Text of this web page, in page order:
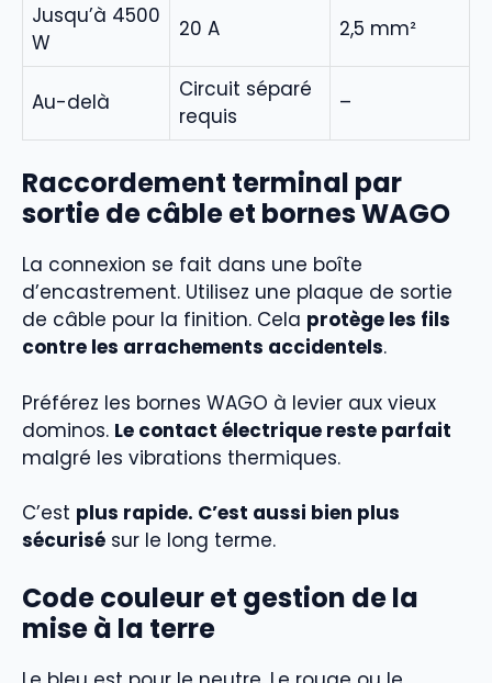
Jusqu’à 4500
W
20 A 2,5 mm²
Au-delà
Circuit séparé
requis
–
Raccordement terminal par
sortie de câble et bornes WAGO
La connexion se fait dans une boîte
d’encastrement. Utilisez une plaque de sortie
de câble pour la finition. Cela protège les fils
contre les arrachements accidentels.
Préférez les bornes WAGO à levier aux vieux
dominos. Le contact électrique reste parfait
malgré les vibrations thermiques.
C’est plus rapide. C’est aussi bien plus
sécurisé sur le long terme.
Code couleur et gestion de la
mise à la terre